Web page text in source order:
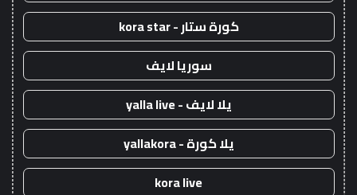
كورة ستار - kora star
سوريا لايف
يلا لايف - yalla live
يلا كورة - yallakora
kora live